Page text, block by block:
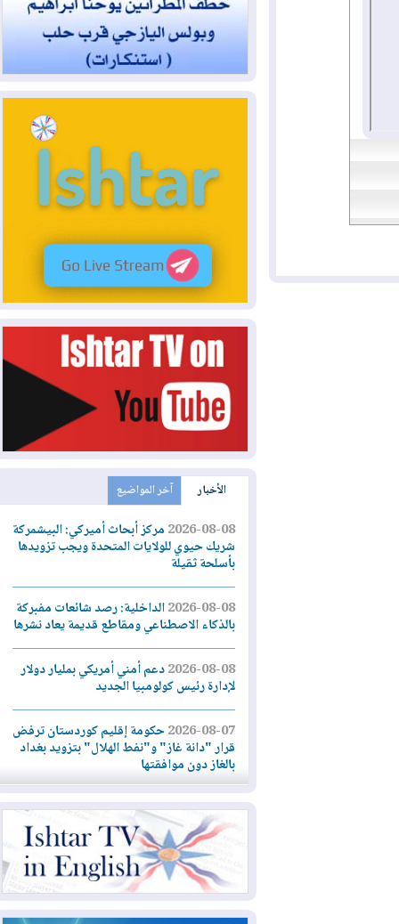
الأخبار آخر المواضيع
2026-08-08مركز أبحاث أميركي: البيشمركة
شريك حيوي للولايات المتحدة ويجب تزويدها
بأسلحة ثقيلة
2026-08-08الداخلية: رصد شائعات مفبركة
بالذكاء الاصطناعي ومقاطع قديمة يعاد نشرها
2026-08-08دعم أمني أمريكي بمليار دولار
لإدارة رئيس كولومبيا الجديد
2026-08-07حكومة إقليم كوردستان ترفض
قرار "دانة غاز" و"نفط الهلال" بتزويد بغداد
بالغاز دون موافقتها
2026-08-07القوات المسلحة العراقية: خطة
أمنية لإجهاض هجمة محتملة على السعودية
2026-08-07الاستخبارات الأميركية: بوتين
قد يختبر تماسك الناتو بهجوم محدود